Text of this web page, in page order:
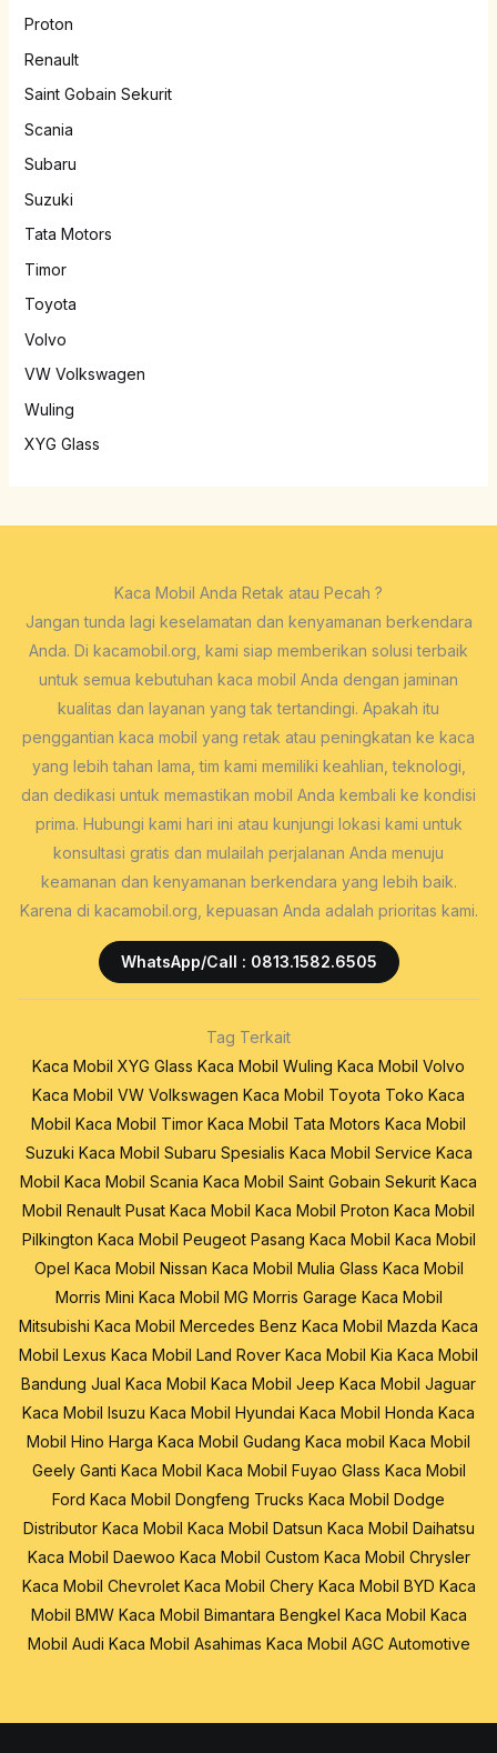
Proton
Renault
Saint Gobain Sekurit
Scania
Subaru
Suzuki
Tata Motors
Timor
Toyota
Volvo
VW Volkswagen
Wuling
XYG Glass
Kaca Mobil Anda Retak atau Pecah ?
Jangan tunda lagi keselamatan dan kenyamanan berkendara
Anda. Di kacamobil.org, kami siap memberikan solusi terbaik
untuk semua kebutuhan kaca mobil Anda dengan jaminan
kualitas dan layanan yang tak tertandingi. Apakah itu
penggantian kaca mobil yang retak atau peningkatan ke kaca
yang lebih tahan lama, tim kami memiliki keahlian, teknologi,
dan dedikasi untuk memastikan mobil Anda kembali ke kondisi
prima. Hubungi kami hari ini atau kunjungi lokasi kami untuk
konsultasi gratis dan mulailah perjalanan Anda menuju
keamanan dan kenyamanan berkendara yang lebih baik.
Karena di kacamobil.org, kepuasan Anda adalah prioritas kami.
WhatsApp/Call : 0813.1582.6505
Tag Terkait
Kaca Mobil XYG Glass Kaca Mobil Wuling Kaca Mobil Volvo
Kaca Mobil VW Volkswagen Kaca Mobil Toyota Toko Kaca
Mobil Kaca Mobil Timor Kaca Mobil Tata Motors Kaca Mobil
Suzuki Kaca Mobil Subaru Spesialis Kaca Mobil Service Kaca
Mobil Kaca Mobil Scania Kaca Mobil Saint Gobain Sekurit Kaca
Mobil Renault Pusat Kaca Mobil Kaca Mobil Proton Kaca Mobil
Pilkington Kaca Mobil Peugeot Pasang Kaca Mobil Kaca Mobil
Opel Kaca Mobil Nissan Kaca Mobil Mulia Glass Kaca Mobil
Morris Mini Kaca Mobil MG Morris Garage Kaca Mobil
Mitsubishi Kaca Mobil Mercedes Benz Kaca Mobil Mazda Kaca
Mobil Lexus Kaca Mobil Land Rover Kaca Mobil Kia Kaca Mobil
Bandung Jual Kaca Mobil Kaca Mobil Jeep Kaca Mobil Jaguar
Kaca Mobil Isuzu Kaca Mobil Hyundai Kaca Mobil Honda Kaca
Mobil Hino Harga Kaca Mobil Gudang Kaca mobil Kaca Mobil
Geely Ganti Kaca Mobil Kaca Mobil Fuyao Glass Kaca Mobil
Ford Kaca Mobil Dongfeng Trucks Kaca Mobil Dodge
Distributor Kaca Mobil Kaca Mobil Datsun Kaca Mobil Daihatsu
Kaca Mobil Daewoo Kaca Mobil Custom Kaca Mobil Chrysler
Kaca Mobil Chevrolet Kaca Mobil Chery Kaca Mobil BYD Kaca
Mobil BMW Kaca Mobil Bimantara Bengkel Kaca Mobil Kaca
Mobil Audi Kaca Mobil Asahimas Kaca Mobil AGC Automotive